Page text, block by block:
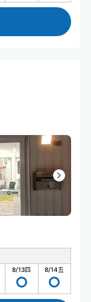
8/13四 8/14五